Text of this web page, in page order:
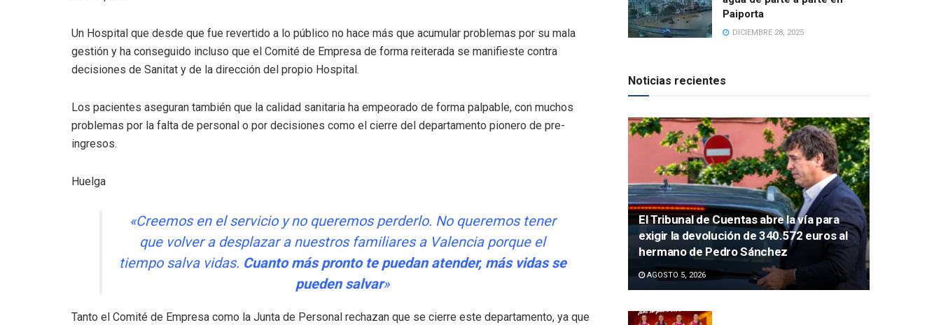
Un Hospital que desde que fue revertido a lo público no hace más que acumular problemas por su mala
gestión y ha conseguido incluso que el Comité de Empresa de forma reiterada se manifieste contra
decisiones de Sanitat y de la dirección del propio Hospital.
Los pacientes aseguran también que la calidad sanitaria ha empeorado de forma palpable, con muchos
problemas por la falta de personal o por decisiones como el cierre del departamento pionero de pre-
ingresos.
Huelga
«Creemos en el servicio y no queremos perderlo. No queremos tener
que volver a desplazar a nuestros familiares a Valencia porque el
tiempo salva vidas. Cuanto más pronto te puedan atender, más vidas se
pueden salvar»
Tanto el Comité de Empresa como la Junta de Personal rechazan que se cierre este departamento, ya que
Paiporta
DICIEMBRE 28, 2025
Noticias recientes
El Tribunal de Cuentas abre la vía para
exigir la devolución de 340.572 euros al
hermano de Pedro Sánchez
AGOSTO 5, 2026